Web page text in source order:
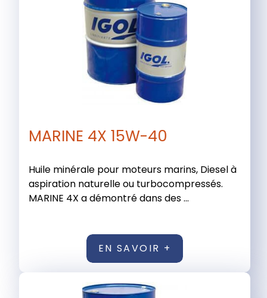
MARINE 4X 15W-40
Huile minérale pour moteurs marins, Diesel à
aspiration naturelle ou turbocompressés.
MARINE 4X a démontré dans des ...
EN SAVOIR +